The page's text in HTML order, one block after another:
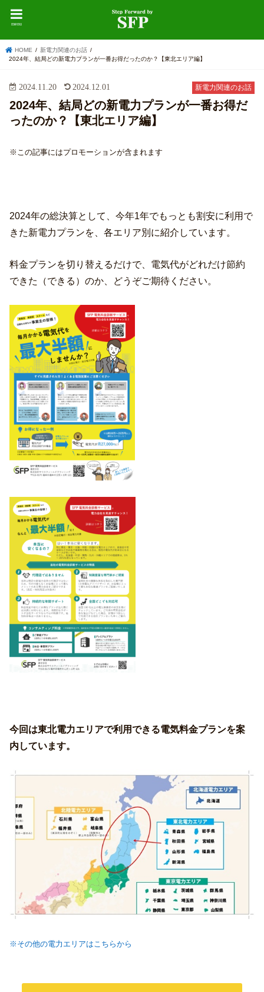
menu
HOME
新電力関連のお話
2024年、結局どの新電力プランが一番お得だったのか？【東北エリア編】
新電力関連のお話
2024.11.20 2024.12.01
2024年、結局どの新電力プランが一番お得だ
ったのか？【東北エリア編】
※この記事にはプロモーションが含まれます
2024年の総決算として、今年1年でもっとも割安に利用で
きた新電力プランを、各エリア別に紹介しています。
料金プランを切り替えるだけで、電気代がどれだけ節約
できた（できる）のか、どうぞご期待ください。
今回は東北電力エリアで利用できる電気料金プランを案
内しています。
※その他の電力エリアはこちらから